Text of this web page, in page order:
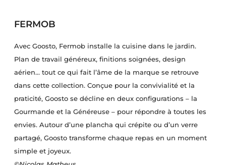
FERMOB
Avec Goosto, Fermob installe la cuisine dans le jardin.
Plan de travail généreux, finitions soignées, design
aérien… tout ce qui fait l’âme de la marque se retrouve
dans cette collection. Conçue pour la convivialité et la
praticité, Goosto se décline en deux configurations – la
Gourmande et la Généreuse – pour répondre à toutes les
envies. Autour d’une plancha qui crépite ou d’un verre
partagé, Goosto transforme chaque repas en un moment
simple et joyeux.